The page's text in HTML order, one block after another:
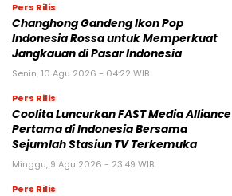
Pers Rilis
Changhong Gandeng Ikon Pop
Indonesia Rossa untuk Memperkuat
Jangkauan di Pasar Indonesia
Senin, 10 Agu 2026 - 04:22 WIB
Pers Rilis
Coolita Luncurkan FAST Media Alliance
Pertama di Indonesia Bersama
Sejumlah Stasiun TV Terkemuka
Minggu, 9 Agu 2026 - 23:49 WIB
Pers Rilis